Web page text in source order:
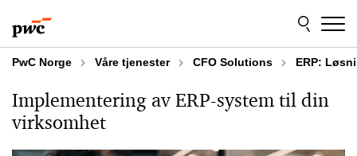
to
content
to
footer
PwC Norge Våre tjenester CFO Solutions ERP:
Implementering av ERP-system til din
virksomhet